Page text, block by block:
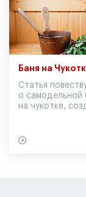
Баня на
Статья
о самодельной
на чукотке,